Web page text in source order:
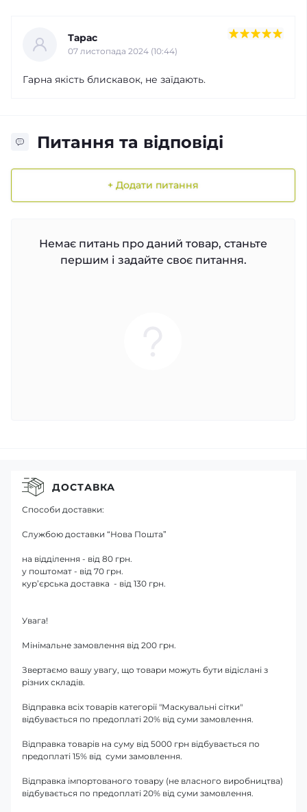
Тарас
07 листопада 2024 (10:44)
Гарна якість блискавок, не заїдають.
Питання та відповіді
+ Додати питання
Немає питань про даний товар, станьте
першим і задайте своє питання.
ДОСТАВКА
Способи доставки:
Службою доставки “Нова Пошта”
на відділення - від 80 грн.
у поштомат - від 70 грн.
кур’єрська доставка - від 130 грн.
Увага!
Мінімальне замовлення від 200 грн.
Звертаємо вашу увагу, що товари можуть бути відіслані з
різних складів.
Відправка всіх товарів категорії "Маскувальні сітки"
відбувається по предоплаті 20% від суми замовлення.
Відправка товарів на суму від 5000 грн відбувається по
предоплаті 15% від суми замовлення.
Відправка імпортованого товару (не власного виробництва)
відбувається по предоплаті 20% від суми замовлення.